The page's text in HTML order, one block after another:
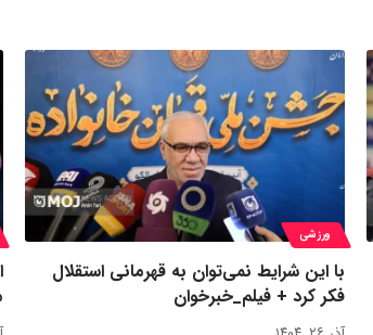
ورزشی
با این شرایط نمی‌توان به قهرمانی استقلال
فکر کرد + فیلم_خبرخوان